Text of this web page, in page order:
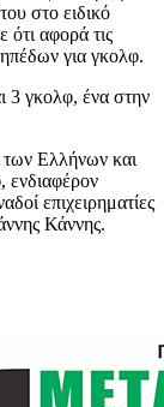
στο ειδικό
ότι αφορά τις
για γκολφ.
3 γκολφ, ένα στην
των Ελλήνων και
ενδιαφέρον
επιχειρηματίες
Κάννης.